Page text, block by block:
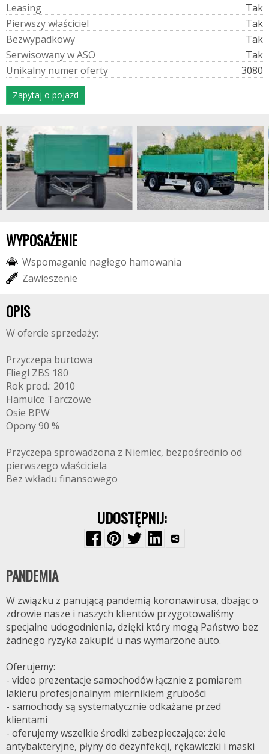
Leasing
Tak
Pierwszywłaściciel
Tak
Bezwypadkowy
Tak
SerwisowanywASO
Tak
Unikalny numeroferty 3080
Zapytaj o pojazd
WYPOSAŻENIE
Wspomaganie nagłego hamowania
Zawieszenie
OPIS
W ofercie sprzedaży:
Przyczepa burtowa
Fliegl ZBS 180
Rok prod.: 2010
Hamulce Tarczowe
Osie BPW
Opony 90 %
Przyczepa sprowadzona z Niemiec, bezpośrednio od
pierwszego właściciela
Bez wkładu finansowego
UDOSTĘPNIJ:
PANDEMIA
W związku z panującą pandemią koronawirusa, dbając o
zdrowie nasze i naszych klientów przygotowaliśmy
specjalne udogodnienia, dzięki który mogą Państwo bez
żadnego ryzyka zakupić u nas wymarzone auto.
Oferujemy:
- video prezentacje samochodów łącznie z pomiarem
lakieru profesjonalnym miernikiem grubości
- samochody są systematycznie odkażane przed
klientami
- oferujemy wszelkie środki zabezpieczające: żele
antybakteryjne, płyny do dezynfekcji, rękawiczki i maski
FRYTEX.NET